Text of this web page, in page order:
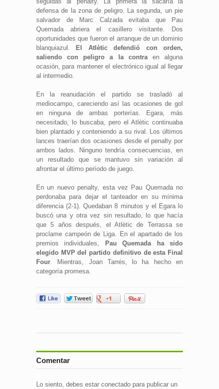
defensa de la zona de peligro. La segunda, un pie
salvador de Marc Calzada evitaba que Pau
Quemada abriera el casillero visitante. Dos
oportunidades que fueron el arranque de un dominio
blanquiazul.
El Atlètic defendió con orden,
saliendo con peligro a la contraen alguna
ocasión, para mantener el electrónico igual al llegar
al intermedio.
En la reanudación el partido se trasladó al
mediocampo, careciendo así las ocasiones de gol
en ninguna de ambas porterías. Egara, más
necesitado, lo buscaba, pero el Atlètic continuaba
bien plantado y conteniendo a su rival. Los últimos
lances traerían dos ocasiones desde el penalty por
ambos lados. Ninguno tendría consecuencias, en
un resultado que se mantuvo sin variación al
afrontar el último período de juego.
En un nuevo penalty, esta vez Pau Quemada no
perdonaba para dejar el tanteador en su mínima
diferencia (2-1). Quedaban 8 minutos y el Egara lo
buscó una y otra vez sin resultado, lo que hacía
que 5 años después, el Atlètic de Terrassa se
proclame campeón de Liga. En el apartado de los
premios individuales,
Pau Quemada ha sido
elegido MVP del partido definitivo de esta Final
Four. Mientras, Joan Tarrés, lo ha hecho en
categoría promesa.
Comentar
Lo siento, debes estar conectado para publicar un